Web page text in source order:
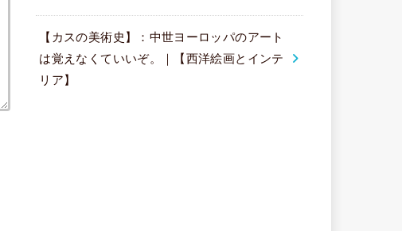
【カスの美術史】：中世ヨーロッパのアート
は覚えなくていいぞ。｜【西洋絵画とインテ
リア】